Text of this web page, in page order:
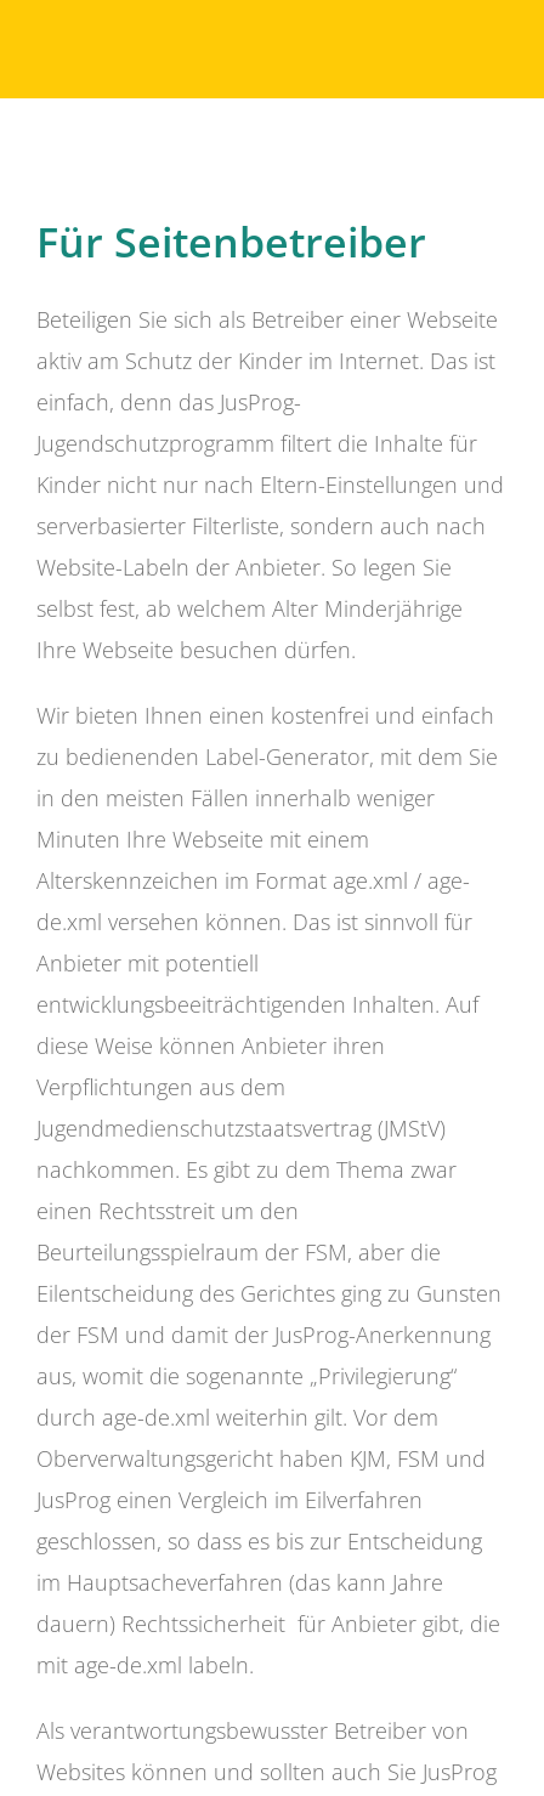
Für Seitenbetreiber
Beteiligen Sie sich als Betreiber einer Webseite
aktiv am Schutz der Kinder im Internet. Das ist
einfach, denn das JusProg-
Jugendschutzprogramm filtert die Inhalte für
Kinder nicht nur nach Eltern-Einstellungen und
serverbasierter Filterliste, sondern auch nach
Website-Labeln der Anbieter. So legen Sie
selbst fest, ab welchem Alter Minderjährige
Ihre Webseite besuchen dürfen.
Wir bieten Ihnen einen kostenfrei und einfach
zu bedienenden Label-Generator, mit dem Sie
in den meisten Fällen innerhalb weniger
Minuten Ihre Webseite mit einem
Alterskennzeichen im Format age.xml / age-
de.xml versehen können. Das ist sinnvoll für
Anbieter mit potentiell
entwicklungsbeeiträchtigenden Inhalten. Auf
diese Weise können Anbieter ihren
Verpflichtungen aus dem
Jugendmedienschutzstaatsvertrag (JMStV)
nachkommen. Es gibt zu dem Thema zwar
einen Rechtsstreit um den
Beurteilungsspielraum der FSM, aber die
Eilentscheidung des Gerichtes ging zu Gunsten
der FSM und damit der JusProg-Anerkennung
aus, womit die sogenannte „Privilegierung“
durch age-de.xml weiterhin gilt. Vor dem
Oberverwaltungsgericht haben KJM, FSM und
JusProg einen Vergleich im Eilverfahren
geschlossen, so dass es bis zur Entscheidung
im Hauptsacheverfahren (das kann Jahre
dauern) Rechtssicherheit für Anbieter gibt, die
mit age-de.xml labeln.
Als verantwortungsbewusster Betreiber von
Websites können und sollten auch Sie JusProg